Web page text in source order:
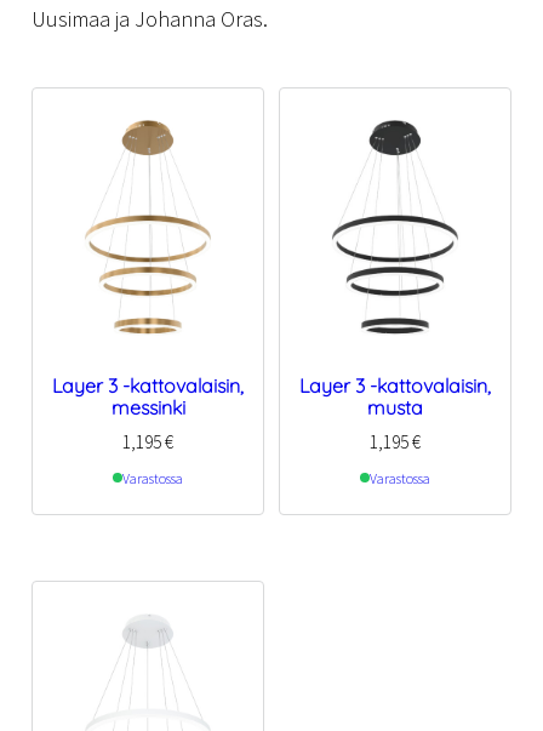
Uusimaa ja Johanna Oras.
Layer 3 -kattovalaisin,
messinki
1,195€
Varastossa
Layer 3 -kattovalaisin,
musta
1,195€
Varastossa